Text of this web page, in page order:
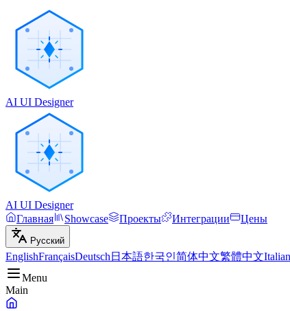
AI UI Designer
AI UI Designer
Главная
Showcase Проекты Интеграции Цены
Русский
EnglishFrançaisDeutsch 日本語한국인简体中文繁體中文
Menu
Main